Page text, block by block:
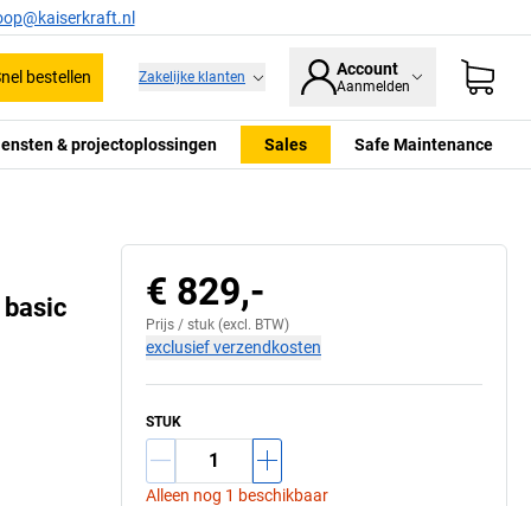
bestellen Zakelijke klanten Account
Aanmelden
& projectoplossingen Sales Safe Maintenance
€ 829,-
Prijs / stuk (excl. BTW)
exclusief verzendkosten
STUK
Alleen nog 1 beschikbaar